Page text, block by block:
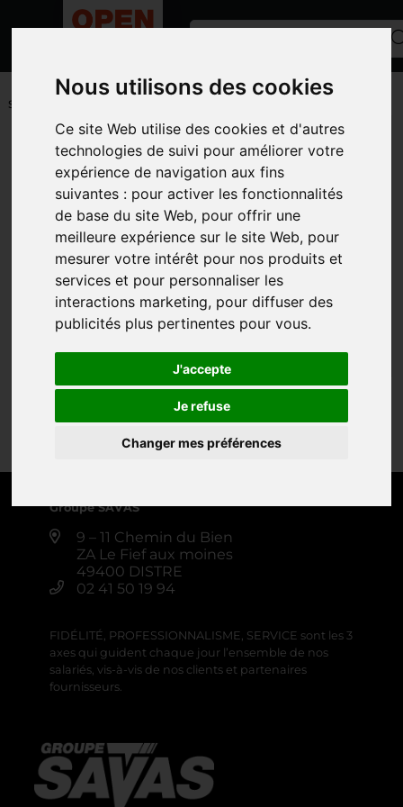
Nous utilisons des cookies
Ce site Web utilise des cookies et d'autres
technologies de suivi pour améliorer votre
expérience de navigation aux fins
suivantes : pour activer les fonctionnalités
de base du site Web, pour offrir une
meilleure expérience sur le site Web, pour
mesurer votre intérêt pour nos produits et
services et pour personnaliser les
interactions marketing, pour diffuser des
publicités plus pertinentes pour vous.
J'accepte
Je refuse
Changer mes préférences
ACCUEIL/PETITS MATÉRIELS ET ACCESSOIRES /PIECES LIBRE-
SERVICE
Toutes les catégories
CATÉGORIES
MARQUES
MODÈLE
PHOTOS
ELECTRODE
Créer une alerte
Groupe SAVAS
9 – 11 Chemin du Bien
ZA Le Fief aux moines
49400 DISTRE
02 41 50 19 94
FIDÉLITÉ, PROFESSIONNALISME, SERVICE sont les 3
axes qui guident chaque jour l’ensemble de nos
salariés, vis-à-vis de nos clients et partenaires
fournisseurs.